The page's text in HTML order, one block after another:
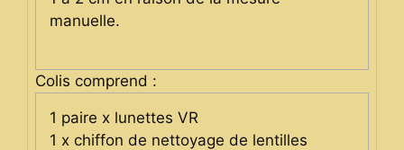
manuelle.
Colis comprend :
1 paire x lunettes VR
1 x chiffon de nettoyage de lentilles